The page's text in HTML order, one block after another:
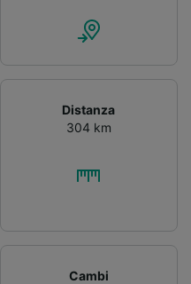
Distanza
304 km
Cambi